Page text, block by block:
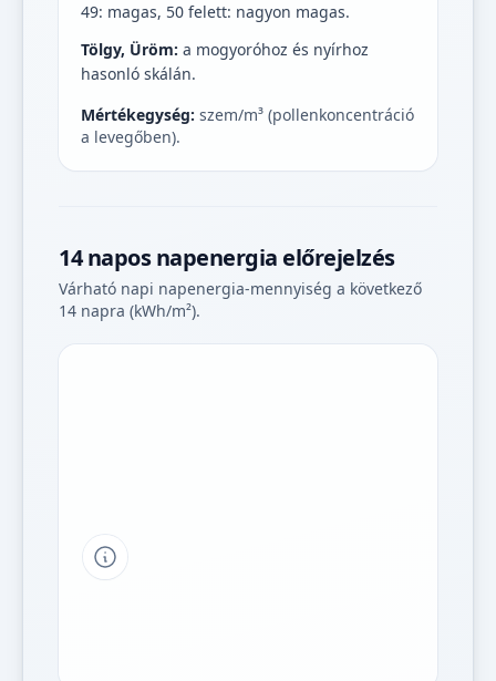
49: magas, 50 felett: nagyon magas.
Tölgy, Üröm: a mogyoróhoz és nyírhoz
hasonló skálán.
Mértékegység: szem/m³ (pollenkoncentráció
a levegőben).
14 napos napenergia előrejelzés
Várható napi napenergia-mennyiség a következő
14 napra (kWh/m²).
Tipp a grafikon jelmagyarázatához